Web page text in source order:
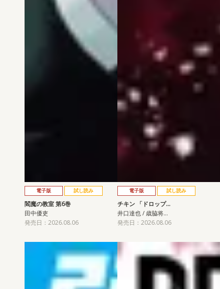
電子版 試し読み
閻魔の教室 第6巻
田中優吏
発売日：2026.08.06
電子版 試し読み
チキン 「ドロップ…
井口達也 / 歳脇将…
発売日：2026.08.06